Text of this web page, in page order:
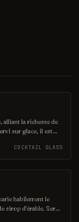
alliant la richesse de
sur glace, il est
savoureux évoque
de cocktails
COCKTAIL GLASS
habilement le
sirop d'érable. Servi